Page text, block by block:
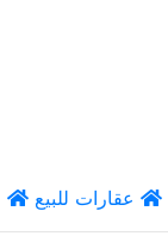
عقارات للبيع